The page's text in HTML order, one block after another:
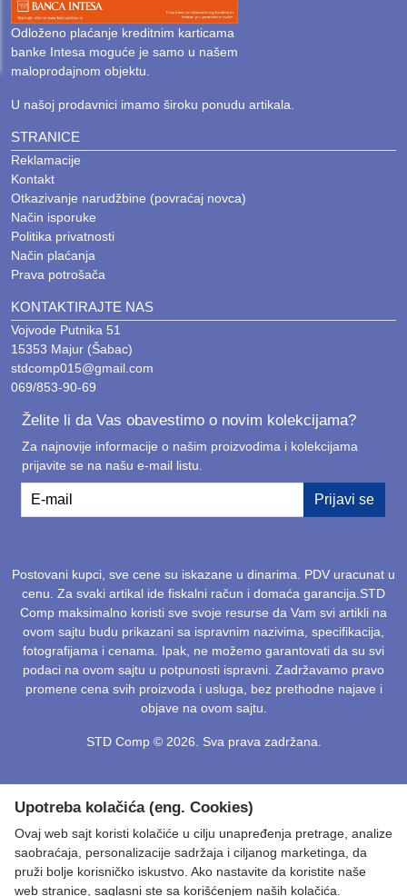
Odloženo plaćanje kreditnim karticama
banke Intesa moguće je samo u našem
maloprodajnom objektu.
U našoj prodavnici imamo široku ponudu artikala.
STRANICE
Reklamacije
Kontakt
Otkazivanje narudžbine (povraćaj novca)
Način isporuke
Politika privatnosti
Način plaćanja
Prava potrošača
KONTAKTIRAJTE NAS
Vojvode Putnika 51
15353 Majur (Šabac)
stdcomp015@gmail.com
069/853-90-69
Želite li da Vas obavestimo o novim kolekcijama?
Za najnovije informacije o našim proizvodima i kolekcijama
prijavite se na našu e-mail listu.
E-mail
Prijavi se
Postovani kupci, sve cene su iskazane u dinarima. PDV uracunat u
cenu. Za svaki artikal ide fiskalni račun i domaća garancija.STD
Comp maksimalno koristi sve svoje resurse da Vam svi artikli na
ovom sajtu budu prikazani sa ispravnim nazivima, specifikacija,
fotografijama i cenama. Ipak, ne možemo garantovati da su svi
podaci na ovom sajtu u potpunosti ispravni. Zadržavamo pravo
promene cena svih proizvoda i usluga, bez prethodne najave i
objave na ovom sajtu.
STD Comp © 2026. Sva prava zadržana.
Upotreba kolačića (eng. Cookies)
Ovaj web sajt koristi kolačiće u cilju unapređenja pretrage, analize
saobraćaja, personalizacije sadržaja i ciljanog marketinga, da
pruži bolje korisničko iskustvo. Ako nastavite da koristite naše
web stranice, saglasni ste sa korišćenjem naših kolačića.